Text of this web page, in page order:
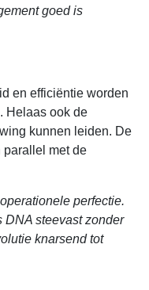
goed is
en efficiëntie worden
Helaas ook de
kunnen leiden. De
parallel met de
perfectie.
DNA steevast zonder
knarsend tot